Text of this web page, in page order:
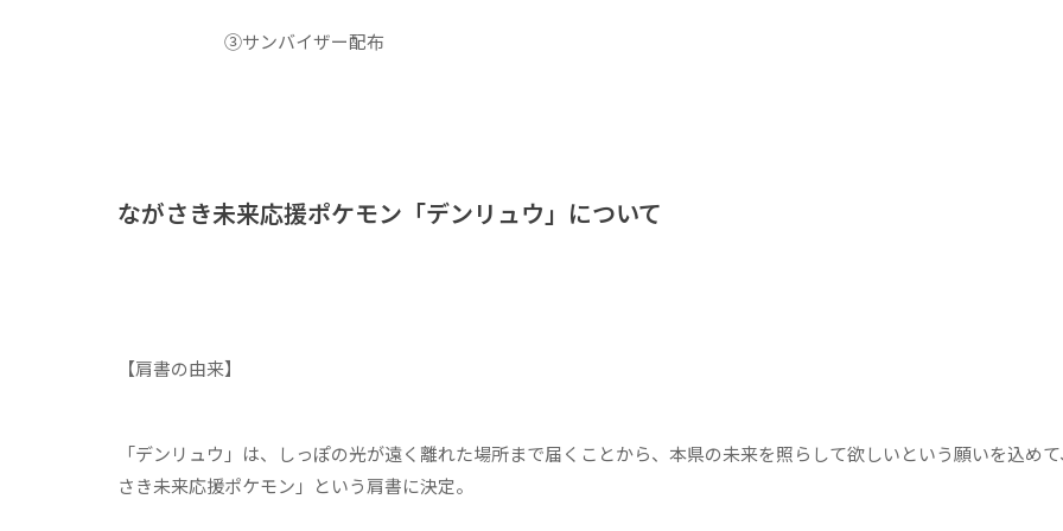
③サンバイザー配布
ながさき未来応援ポケモン「デンリュウ」について
【肩書の由来】
「デンリュウ」は、しっぽの光が遠く離れた場所まで届くことから、本県の未来を照らして欲しいという願いを込め
さき未来応援ポケモン」という肩書に決定。